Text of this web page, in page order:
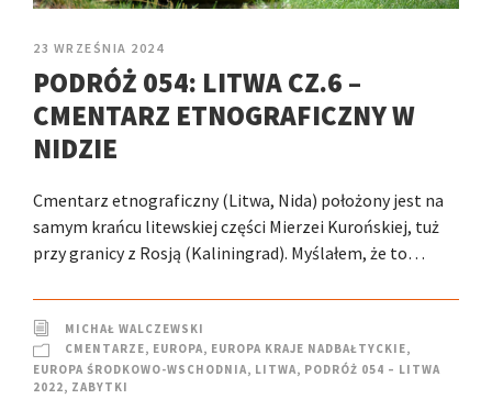
23 WRZEŚNIA 2024
PODRÓŻ 054: LITWA CZ.6 –
CMENTARZ ETNOGRAFICZNY W
NIDZIE
Cmentarz etnograficzny (Litwa, Nida) położony jest na
samym krańcu litewskiej części Mierzei Kurońskiej, tuż
przy granicy z Rosją (Kaliningrad). Myślałem, że to…
MICHAŁ WALCZEWSKI
CMENTARZE, EUROPA, EUROPA KRAJE NADBAŁTYCKIE,
EUROPA ŚRODKOWO-WSCHODNIA, LITWA, PODRÓŻ 054 – LITWA
2022, ZABYTKI